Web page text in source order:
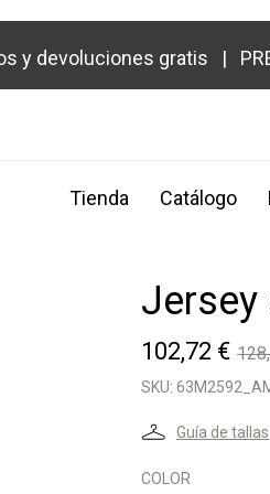
y devoluciones gratis |
Tienda Catálogo
Jersey
102,72 €
SKU:
Guía de tallas
COLOR